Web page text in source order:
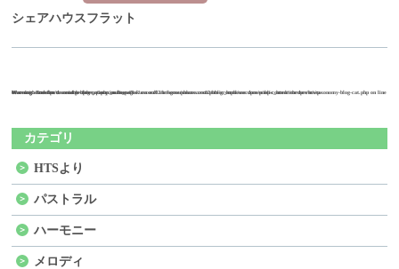
シェアハウスフラット
Warning: Undefined variable $the_query in/home/sakuraxex02/hts-grouphome.com/public_html/wordpress/wp-content/themes/hts/taxonomy-blog-cat.php on line
47
Warning: Attempt to read property "max_num_pages" on null in
/home/sakuraxex02/hts-grouphome.com/public_html/wordpress/wp-content/themes/hts/taxonomy-blog-cat.phpon line47
カテゴリ
HTSより
パストラル
ハーモニー
メロディ